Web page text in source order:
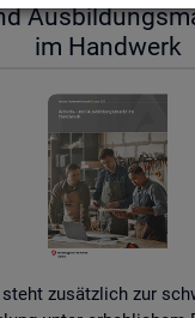
im Hand­werk
steht zu­sätz­lich zur